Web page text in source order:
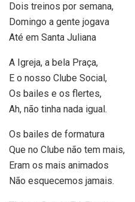
Dois treinos por semana,
Domingo a gente jogava
Até em Santa Juliana
A Igreja, a bela Praça,
E o nosso Clube Social,
Os bailes e os flertes,
Ah, não tinha nada igual.
Os bailes de formatura
Que no Clube não tem mais,
Eram os mais animados
Não esquecemos jamais.